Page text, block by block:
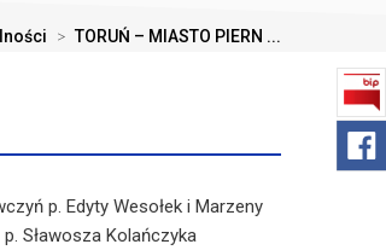
> TORUŃ – MIASTO PIERN ...
p. Edyty Wesołek i Marzeny
Sławosza Kolańczyka